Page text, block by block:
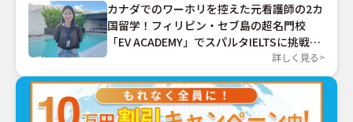
カナダでのワーホリを控えた元看護師の2カ
国留学！フィリピン・セブ島の超名門校
「EV ACADEMY」でスパルタIELTSに挑戦す
詳しく見る